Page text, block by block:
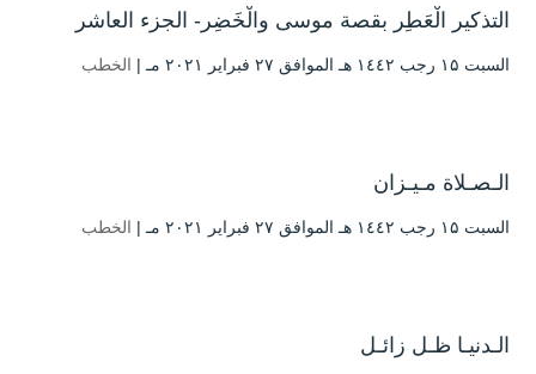
التذكير الْعَطِر بقصة موسى والْخَضِر- الجزء العاشر
السبت ۱۵ رجب ۱٤٤۲ هـ الموافق ۲۷ فبراير ۲۰۲۱ مـ | الخطب
الـصـلاة مـيـزان
السبت ۱۵ رجب ۱٤٤۲ هـ الموافق ۲۷ فبراير ۲۰۲۱ مـ | الخطب
الـدنيـا ظـل زائـل